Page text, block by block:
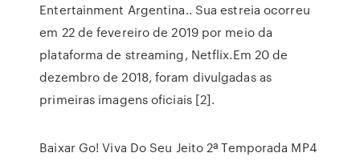
Entertainment Argentina.. Sua estreia ocorreu
em 22 de fevereiro de 2019 por meio da
plataforma de streaming, Netflix.Em 20 de
dezembro de 2018, foram divulgadas as
primeiras imagens oficiais [2].
Baixar Go! Viva Do Seu Jeito 2ª Temporada MP4